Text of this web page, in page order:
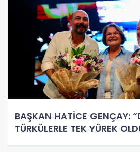
BAŞKAN HATİCE GENÇAY:
TÜRKÜLERLE TEK YÜREK